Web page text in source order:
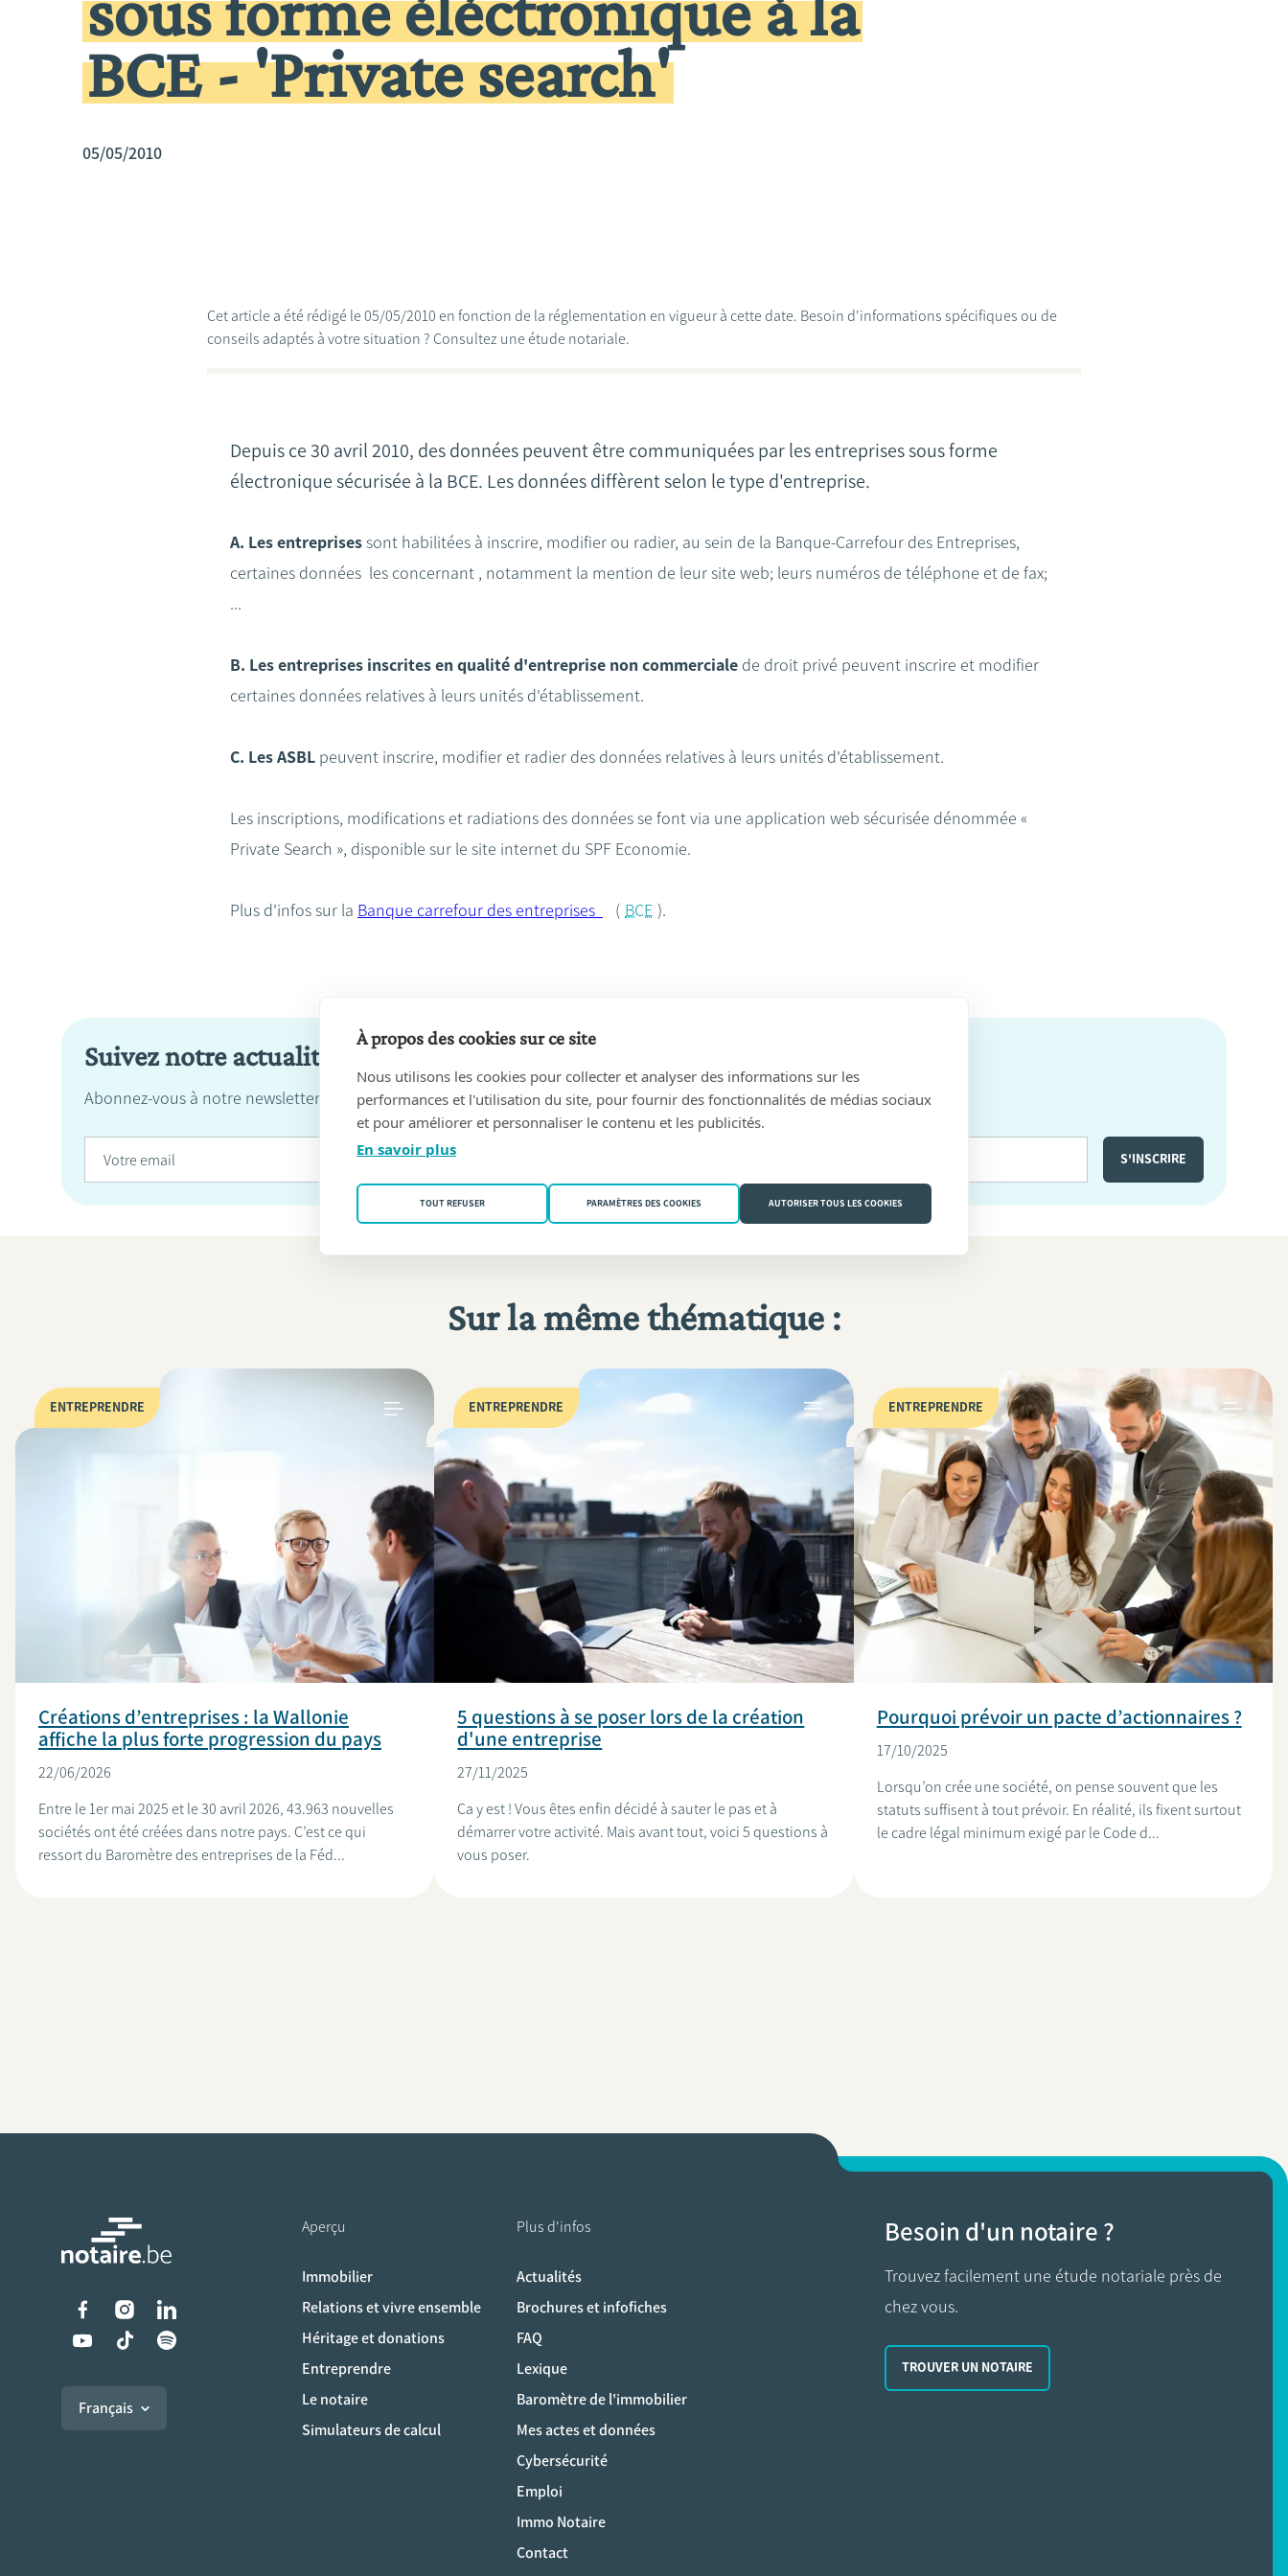
BCE - 'Private search'
05/05/2010
Cet article a été rédigé le 05/05/2010 en fonction de la réglementation en vigueur à cette date. Besoin d'informations spécifiques ou de
conseils adaptés à votre situation ? Consultez une étude notariale.
Depuis ce 30 avril 2010, des données peuvent être communiquées par les entreprises sous forme
électronique sécurisée à la BCE. Les données diffèrent selon le type d'entreprise.
A. Les entreprisessont habilitées à inscrire, modifier ou radier, au sein de la Banque-Carrefour des Entreprises,
certaines données les concernant , notamment la mention de leur site web; leurs numéros de téléphone et de fax;
...
B. Les entreprises inscrites en qualité d'entreprise non commerciale de droit privé peuvent inscrire et modifier
certaines données relatives à leurs unités d'établissement.
C. Les ASBL peuvent inscrire, modifier et radier des données relatives à leurs unités d'établissement.
Les inscriptions, modifications et radiations des données se font via une application web sécurisée dénommée «
Private Search », disponible sur le site internet du SPF Economie.
Plus d'infos sur la Banque carrefour des entreprises ( BCE ).
Suivez notre actualité
Abonnez-vous à notre newsletter pour ne manquer aucune actualité.
Sur la même thématique :
ENTREPRENDRE
Créations d’entreprises : la Wallonie
affiche la plus forte progression du pays
22/06/2026
Entre le 1er mai 2025 et le 30 avril 2026, 43.963 nouvelles
sociétés ont été créées dans notre pays. C’est ce qui
ressort du Baromètre des entreprises de la Féd...
ENTREPRENDRE
5 questions à se poser lors de la création
d'une entreprise
27/11/2025
Ça y est ! Vous êtes enfin décidé à sauter le pas et à
démarrer votre activité. Mais avant tout, voici 5 questions à
vous poser.
ENTREPRENDRE
Pourquoi prévoir un pacte d’actionnaires ?
17/10/2025
Lorsqu’on crée une société, on pense souvent que les
statuts suffisent à tout prévoir. En réalité, ils fixent surtout
le cadre légal minimum exigé par le Code d...
Liens vers les réseaux sociaux
Français
Aperçu
Immobilier
Relations et vivre ensemble
Héritage et donations
Entreprendre
Le notaire
Simulateurs de calcul
Plus d'infos
Actualités
Brochures et infofiches
FAQ
Lexique
Baromètre de l'immobilier
Mes actes et données
Cybersécurité
Emploi
Immo Notaire
Contact
Besoin d'un notaire ?
Trouvez facilement une étude notariale près de
chez vous.
TROUVER UN NOTAIRE
À propos des cookies sur ce site
Nous utilisons les cookies pour collecter et analyser des informations sur les
performances et l'utilisation du site, pour fournir des fonctionnalités de médias sociaux
et pour améliorer et personnaliser le contenu et les publicités.
En savoir plus
TOUT REFUSER PARAMÈTRES DES COOKIES AUTORISER TOUS LES COOKIES